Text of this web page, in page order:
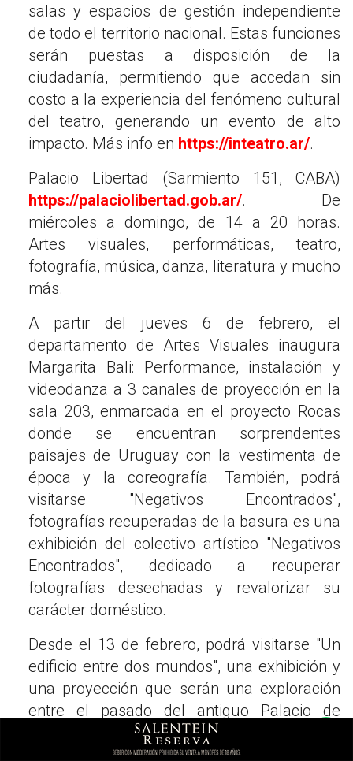
salas y espacios de gestión independiente
de todo el territorio nacional. Estas funciones
serán puestas a disposición de la
ciudadanía, permitiendo que accedan sin
costo a la experiencia del fenómeno cultural
del teatro, generando un evento de alto
impacto. Más info en https://inteatro.ar/.
Palacio Libertad (Sarmiento 151, CABA)
https://palaciolibertad.gob.ar/. De
miércoles a domingo, de 14 a 20 horas.
Artes visuales, performáticas, teatro,
fotografía, música, danza, literatura y mucho
más.
A partir del jueves 6 de febrero, el
departamento de Artes Visuales inaugura
Margarita Bali: Performance, instalación y
videodanza a 3 canales de proyección en la
sala 203, enmarcada en el proyecto Rocas
donde se encuentran sorprendentes
paisajes de Uruguay con la vestimenta de
época y la coreografía. También, podrá
visitarse "Negativos Encontrados",
fotografías recuperadas de la basura es una
exhibición del colectivo artístico "Negativos
Encontrados", dedicado a recuperar
fotografías desechadas y revalorizar su
carácter doméstico.
Desde el 13 de febrero, podrá visitarse "Un
edificio entre dos mundos", una exhibición y
una proyección que serán una exploración
entre el pasado del antiguo Palacio de
Correos y Telégrafos y sus nuevos espacios
contemporáneos. A través de videos,